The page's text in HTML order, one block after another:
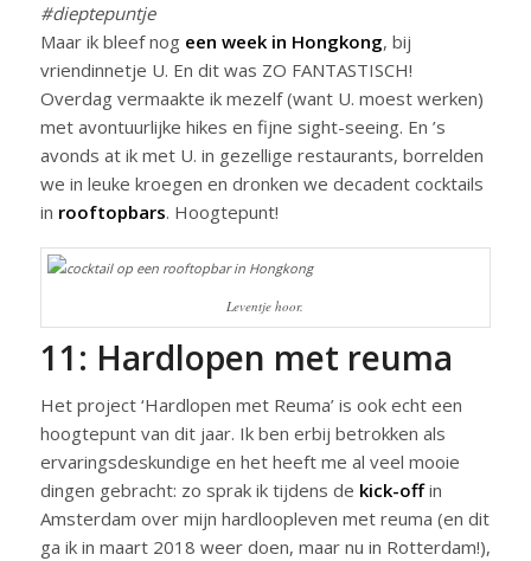
#dieptepuntje
Maar ik bleef nogeen week in Hongkong, bij
vriendinnetje U. En dit was ZO FANTASTISCH!
Overdag vermaakte ik mezelf (want U. moest werken)
met avontuurlijke hikes en fijne sight-seeing. En ’s
avonds at ik met U. in gezellige restaurants, borrelden
we in leuke kroegen en dronken we decadent cocktails
in rooftopbars. Hoogtepunt!
Leventje hoor.
11: Hardlopen met reuma
Het project ‘Hardlopen met Reuma’ is ook echt een
hoogtepunt van dit jaar. Ik ben erbij betrokken als
ervaringsdeskundige en het heeft me al veel mooie
dingen gebracht: zo sprak ik tijdens de kick-offin
Amsterdam over mijn hardloopleven met reuma (en dit
ga ik in maart 2018 weer doen, maar nu in Rotterdam!),